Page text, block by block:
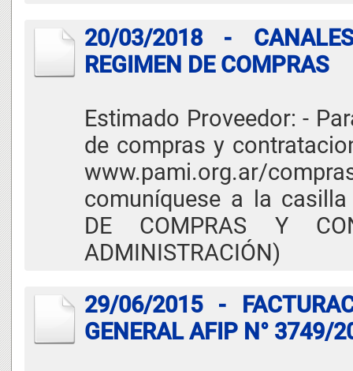
20/03/2018 -
REGIMEN DE COMPRAS
Estimado Proveedor: -
de compras y
www.pami.org.ar/
comuníquese a la casilla
DE COMPRAS Y
ADMINISTRACIÓN)
29/06/2015 -
GENERAL AFIP N° 3749/